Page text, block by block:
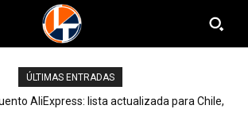
ÚLTIMAS ENTRADAS
AliExpress: lista actualizada para Chile,